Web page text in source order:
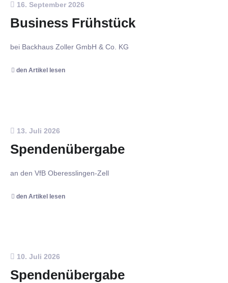
16. September 2026
Business Frühstück
bei Backhaus Zoller GmbH & Co. KG
den Artikel lesen
13. Juli 2026
Spendenübergabe
an den VfB Oberesslingen-Zell
den Artikel lesen
10. Juli 2026
Spendenübergabe